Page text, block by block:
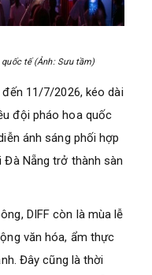
tế (Ảnh: Sưu tầm)
11/7/2026, kéo dài
đội pháo hoa quốc
ánh sáng phối hợp
Đà Nẵng trở thành sàn
DIFF còn là mùa lễ
văn hóa, ẩm thực
Đây cũng là thời